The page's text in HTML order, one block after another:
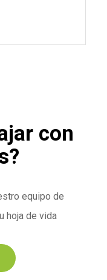
con
equipo de
hoja de vida